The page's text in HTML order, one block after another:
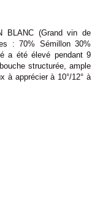
(Grand vin de
: 70% Sémillon 30%
a été élevé pendant 9
structurée, ample
à apprécier à 10°/12° à